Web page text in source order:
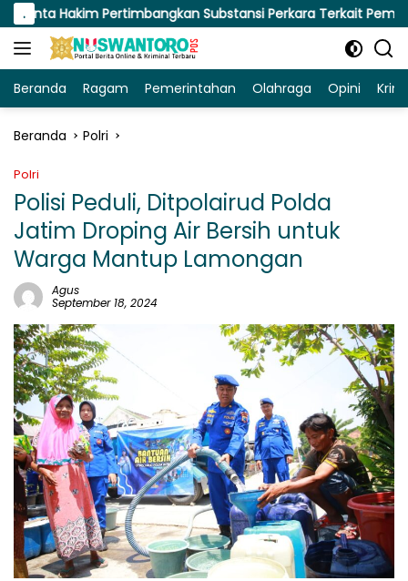
Langsung
ke
konten
.
Pertimbangkan Substansi Perkara Terkait Pembangkangan
Beranda Ragam Pemerintahan Olahraga Opini
Beranda Polri
Polri
Polisi Peduli, Ditpolairud Polda
Jatim Droping Air Bersih untuk
Warga Mantup Lamongan
Agus
September 18, 2024